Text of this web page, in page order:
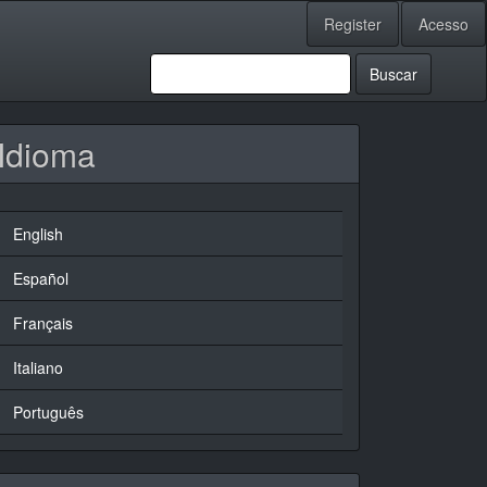
Register Acesso
Buscar
Idioma
English
Español
Français
Italiano
Português